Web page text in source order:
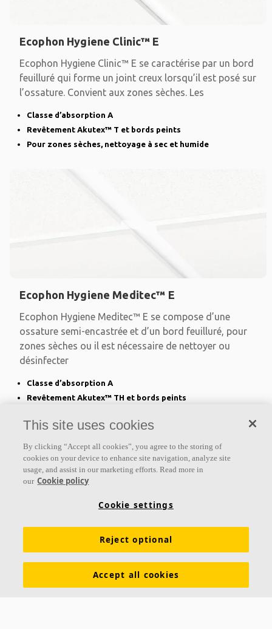
Ecophon Hygiene Clinic™ E
Ecophon Hygiene Clinic™ E se caractérise par un bord
feuilluré qui forme un joint creux lorsqu’il est posé sur
l’ossature. Convient aux zones sèches. Les
Classe d’absorption A
Revêtement Akutex™ T et bords peints
Pour zones sèches, nettoyage à sec et humide
Ecophon Hygiene Meditec™ E
Ecophon Hygiene Meditec™ E se compose d’une
ossature semi-encastrée et d’un bord feuilluré, pour
zones sèches ou il est nécessaire de nettoyer ou
désinfecter
Classe d’absorption A
Revêtement Akutex™ TH et bords peints
régulière
Ecophon Gedina™ E
This site uses cookies
By clicking “Accept all cookies”, you agree to the storing of
cookies on your device to enhance site navigation, analyze site
usage, and assist in our marketing efforts. Read more in
our Cookie policy
Cookie settings
Reject optional
Accept all cookies